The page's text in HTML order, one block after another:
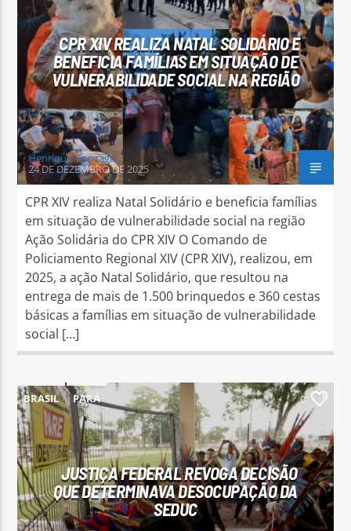
Arara Azul FM
CPR XIV REALIZA NATAL SOLIDÁRIO E
BENEFICIA FAMÍLIAS EM SITUAÇÃO DE
VULNERABILIDADE SOCIAL NA REGIÃO
Henrique Gonzaga
24 DE DEZEMBRO DE 2025
CPR XIV realiza Natal Solidário e beneficia famílias
em situação de vulnerabilidade social na região
Ação Solidária do CPR XIV O Comando de
Policiamento Regional XIV (CPR XIV), realizou, em
2025, a ação Natal Solidário, que resultou na
entrega de mais de 1.500 brinquedos e 360 cestas
básicas a famílias em situação de vulnerabilidade
social […]
BRASIL PARÁ 0
JUSTIÇA FEDERAL REVOGA DECISÃO
QUE DETERMINAVA DESOCUPAÇÃO DA
SEDUC